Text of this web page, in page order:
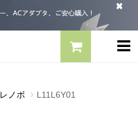
レノボ L11L6Y01